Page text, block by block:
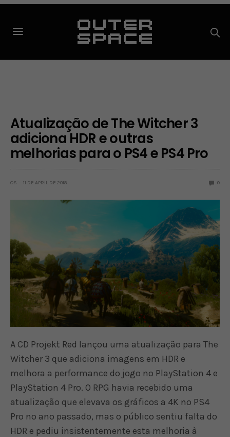
Atualização de The Witcher 3
adiciona HDR e outras
melhorias para o PS4 e PS4 Pro
OS 11 DE APRIL DE 2018 0
A CD Projekt Red lançou uma atualização para The
Witcher 3 que adiciona imagens em HDR e
melhora a performance do jogo no PlayStation 4 e
PlayStation 4 Pro. O RPG havia recebido uma
atualização que elevava os gráficos a 4K no PS4
Pro no ano passado, mas o público sentiu falta do
HDR e pediu insistentemente esta melhoria à